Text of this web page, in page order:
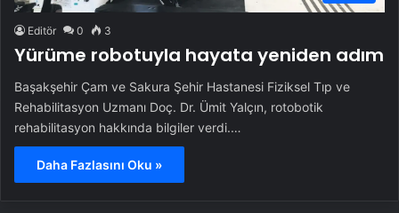
Editör 0 3
Yürüme robotuyla hayata yeniden adım
Başakşehir Çam ve Sakura Şehir Hastanesi Fiziksel Tıp ve
Rehabilitasyon Uzmanı Doç. Dr. Ümit Yalçın, rotobotik
rehabilitasyon hakkında bilgiler verdi.…
Daha Fazlasını Oku »